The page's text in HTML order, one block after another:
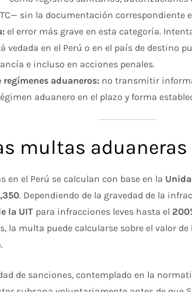
sin la documentación correspondiente
el error más grave en esta categoría.
vedada en el Perú o en el país de destino
e incluso en acciones penales.
aduaneros: no transmitir
aduanero en el plazo y forma
multas aduaneras
en el Perú se calculan con base en la
. Dependiendo de la gravedad de la
la UIT para infracciones leves hasta el
la multa puede calcularse sobre el valor
de sanciones, contemplado en la